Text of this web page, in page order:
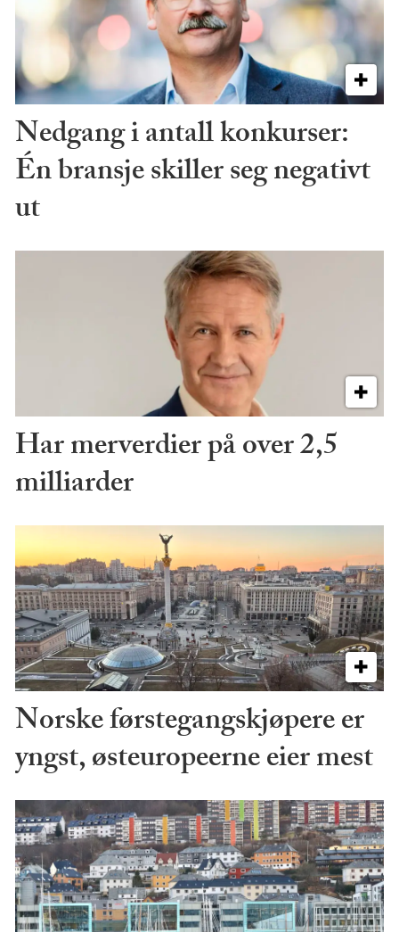
Nedgang i antall konkurser:
Én bransje skiller seg negativt
ut
Har merverdier på over 2,5
milliarder
Norske førstegangskjøpere er
yngst, østeuropeerne eier mest